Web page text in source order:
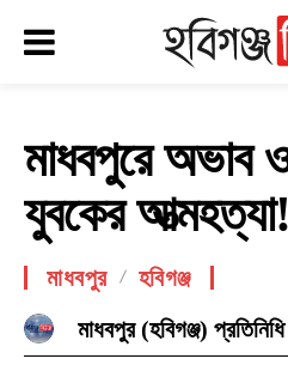
মাধবপুরে অভাব
যুবকের আত্মহত্যা!
মাধবপুর
হবিগঞ্জ
মাধবপুর (হবিগঞ্জ) প্রতিনিধি